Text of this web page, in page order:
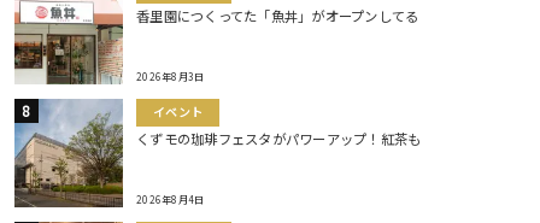
香里園につくってた「魚丼」がオープンしてる
2026年8月3日
イベント
くずモの珈琲フェスタがパワーアップ！紅茶も
2026年8月4日